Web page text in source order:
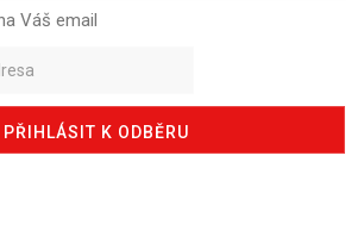
Váš email